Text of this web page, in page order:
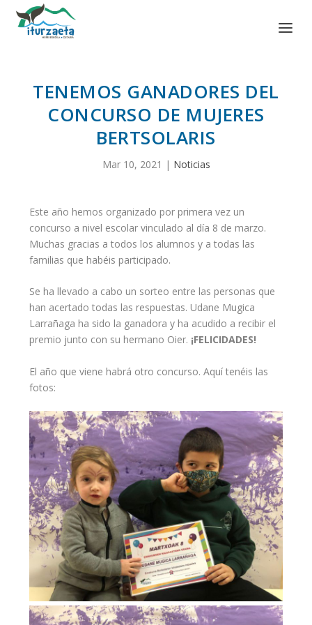
TENEMOS GANADORES DEL
CONCURSO DE MUJERES
BERTSOLARIS
Mar 10, 2021 | Noticias
Este año hemos organizado por primera vez un
concurso a nivel escolar vinculado al día 8 de marzo.
Muchas gracias a todos los alumnos y a todas las
familias que habéis participado.
Se ha llevado a cabo un sorteo entre las personas que
han acertado todas las respuestas. Udane Mugica
Larrañaga ha sido la ganadora y ha acudido a recibir el
premio junto con su hermano Oier. ¡FELICIDADES!
El año que viene habrá otro concurso. Aquí tenéis las
fotos: